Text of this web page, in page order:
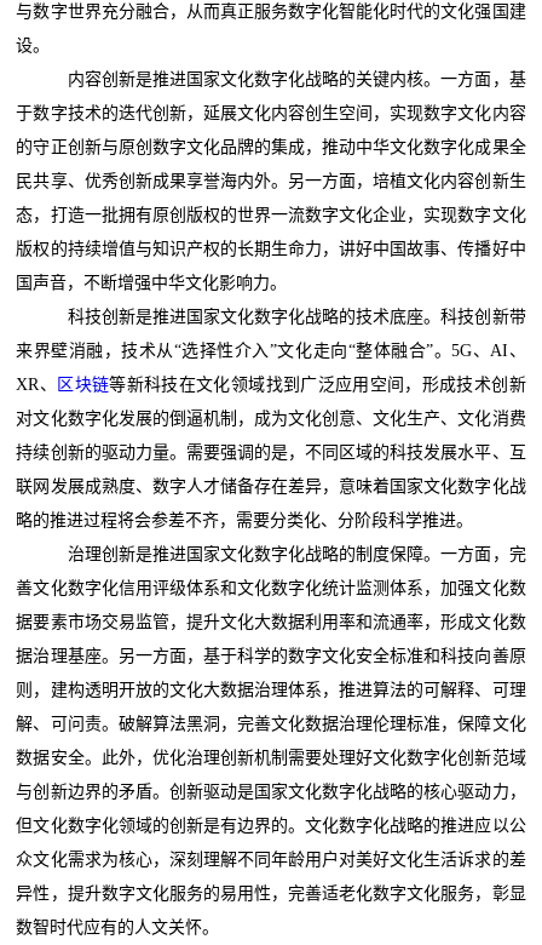
与数字世界充分融合，从而真正服务数字化智能化时代的文化强国建
设。
内容创新是推进国家文化数字化战略的关键内核。一方面，基
于数字技术的迭代创新，延展文化内容创生空间，实现数字文化内容
的守正创新与原创数字文化品牌的集成，推动中华文化数字化成果全
民共享、优秀创新成果享誉海内外。另一方面，培植文化内容创新生
态，打造一批拥有原创版权的世界一流数字文化企业，实现数字文化
版权的持续增值与知识产权的长期生命力，讲好中国故事、传播好中
国声音，不断增强中华文化影响力。
科技创新是推进国家文化数字化战略的技术底座。科技创新带
来界壁消融，技术从“选择性介入”文化走向“整体融合”。5G、AI、
XR、
区块链等新科技在文化领域找到广泛应用空间，形成技术创新
对文化数字化发展的倒逼机制，成为文化创意、文化生产、文化消费
持续创新的驱动力量。需要强调的是，不同区域的科技发展水平、互
联网发展成熟度、数字人才储备存在差异，意味着国家文化数字化战
略的推进过程将会参差不齐，需要分类化、分阶段科学推进。
治理创新是推进国家文化数字化战略的制度保障。一方面，完
善文化数字化信用评级体系和文化数字化统计监测体系，加强文化数
据要素市场交易监管，提升文化大数据利用率和流通率，形成文化数
据治理基座。另一方面，基于科学的数字文化安全标准和科技向善原
则，建构透明开放的文化大数据治理体系，推进算法的可解释、可理
解、可问责。破解算法黑洞，完善文化数据治理伦理标准，保障文化
数据安全。此外，优化治理创新机制需要处理好文化数字化创新范域
与创新边界的矛盾。创新驱动是国家文化数字化战略的核心驱动力，
但文化数字化领域的创新是有边界的。文化数字化战略的推进应以公
众文化需求为核心，深刻理解不同年龄用户对美好文化生活诉求的差
异性，提升数字文化服务的易用性，完善适老化数字文化服务，彰显
数智时代应有的人文关怀。